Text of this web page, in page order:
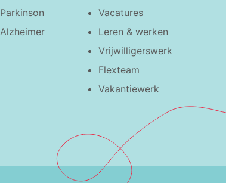
Parkinson
Alzheimer
Vacatures
Leren & werken
Vrijwilligerswerk
Flexteam
Vakantiewerk